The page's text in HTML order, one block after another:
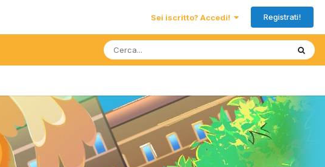
Sei iscritto? Accedi! Registrati!